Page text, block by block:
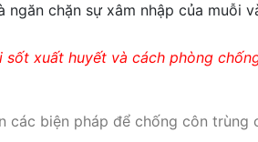
ngăn chặn sự xâm nhập của muỗi
sốt xuất huyết và cách phòng